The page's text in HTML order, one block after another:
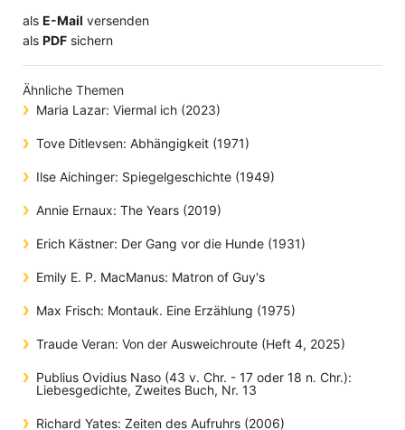
als E-Mail versenden
​​​​​​​​​​​​​​​​​als PDF sichern
Ähnliche Themen
Maria Lazar: Viermal ich (2023)
Tove Ditlevsen: Abhängigkeit (1971)
Ilse Aichinger: Spiegelgeschichte (1949)
Annie Ernaux: The Years (2019)
Erich Kästner: Der Gang vor die Hunde (1931)
Emily E. P. MacManus: Matron of Guy's
Max Frisch: Montauk. Eine Erzählung (1975)
Traude Veran: Von der Ausweichroute (Heft 4, 2025)
Publius Ovidius Naso (43 v. Chr. - 17 oder 18 n. Chr.):
Liebesgedichte, Zweites Buch, Nr. 13
Richard Yates: Zeiten des Aufruhrs (2006)